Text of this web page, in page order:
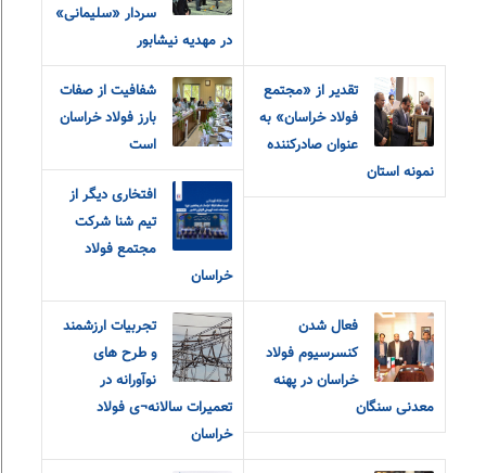
سردار «سلیمانی»
در مهدیه نیشابور
تقدیر از «مجتمع
فولاد خراسان» به
عنوان صادرکننده
نمونه استان
شفافیت از صفات
بارز فولاد خراسان
است
افتخاری دیگر از
تیم شنا شرکت
مجتمع فولاد
خراسان
فعال شدن
کنسرسیوم فولاد
خراسان در پهنه
معدنی سنگان
تجربیات ارزشمند
و طرح های
نوآورانه در
تعمیرات سالانه¬ی فولاد
خراسان